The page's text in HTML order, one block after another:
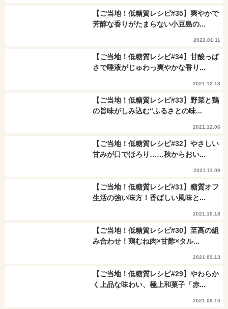
【ご当地！低糖質レシピ#35】爽やかで
芳醇な香りがたまらない小豆島の...
2022.01.11
【ご当地！低糖質レシピ#34】甘酸っぱ
さで唾液がじゅわっ爽やかな香り...
2021.12.13
【ご当地！低糖質レシピ#33】野菜と鶏
の旨味がしみ込む“ふるさとの味...
2021.12.06
【ご当地！低糖質レシピ#32】やさしい
甘みが口でほろり……秋からおい...
2021.11.08
【ご当地！低糖質レシピ#31】糖質オフ
生活の強い味方！香ばしい風味と...
2021.10.18
【ご当地！低糖質レシピ#30】至高の組
み合わせ！鶏むね肉×甘酢×タル...
2021.09.13
【ご当地！低糖質レシピ#29】やわらか
く上品な味わい、極上和菓子「赤...
2021.08.10